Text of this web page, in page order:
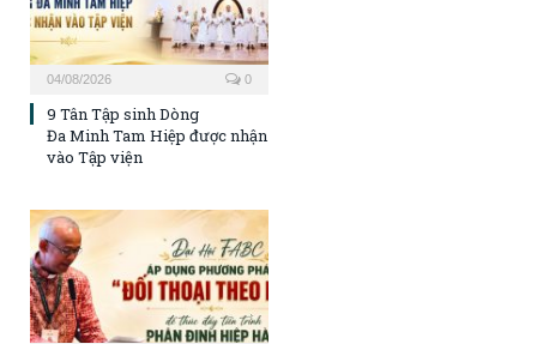
04/08/2026 0
9 Tân Tập sinh Dòng
Đa Minh Tam Hiệp được nhận
vào Tập viện